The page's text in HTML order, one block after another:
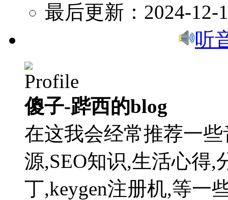
最后更新：2024-12-
听
傻子-跸西的blog
在这我会经常推荐一
源,SEO知识,生活心得,
丁,keygen注册机,等一